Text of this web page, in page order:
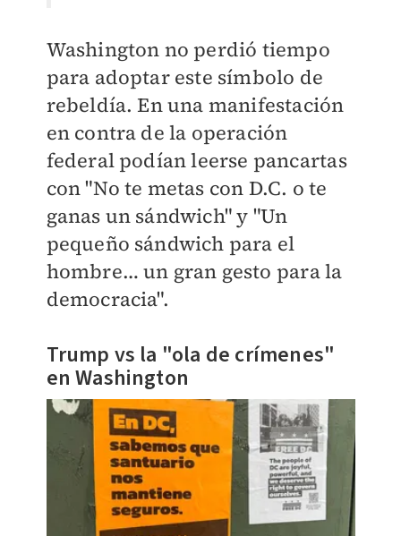
Washington no perdió tiempo
para adoptar este símbolo de
rebeldía. En una manifestación
en contra de la operación
federal podían leerse pancartas
con "No te metas con D.C. o te
ganas un sándwich" y "Un
pequeño sándwich para el
hombre… un gran gesto para la
democracia".
Trump vs la "ola de crímenes"
en Washington